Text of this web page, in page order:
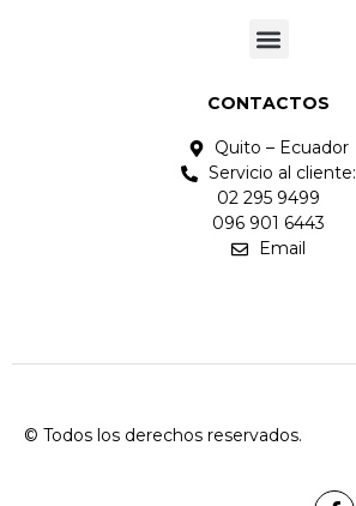
CONTACTOS
Quito – Ecuador
Servicio al cliente:
02 295 9499
096 901 6443
Email
© Todos los derechos reservados.